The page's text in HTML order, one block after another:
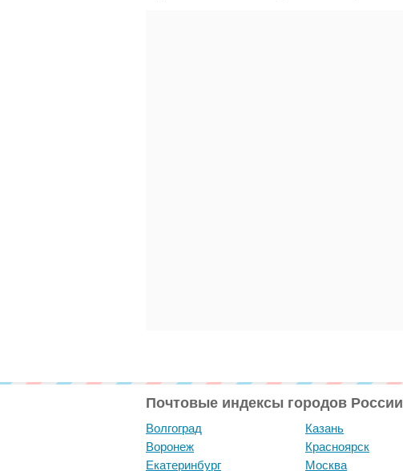
Почтовые индексы городов России
Волгоград
Воронеж
Екатеринбург
Казань
Красноярск
Москва